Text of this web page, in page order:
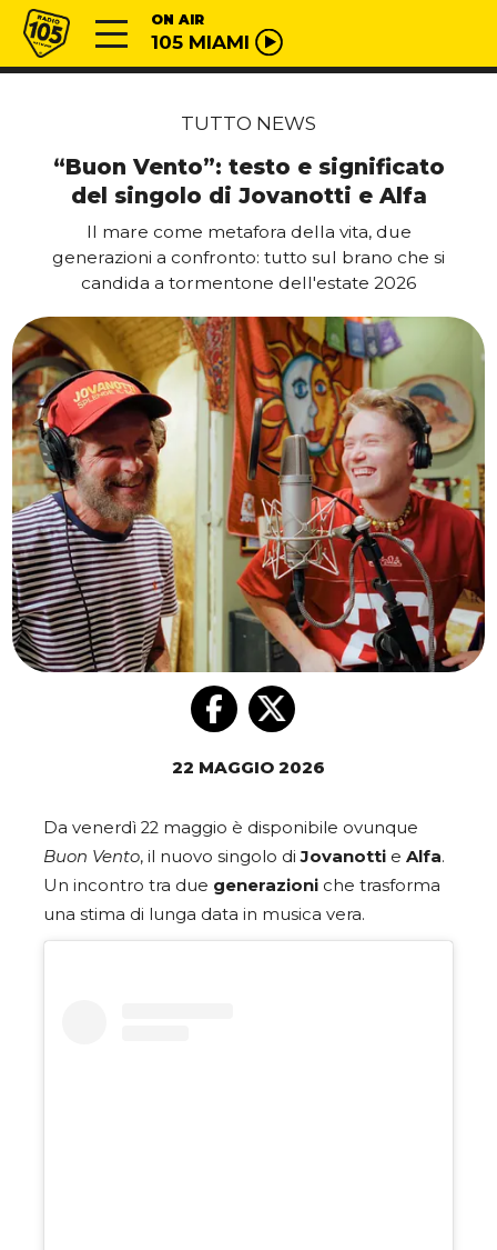
Vai al contenuto
Radio 105 ON AIR
105 MIAMI
TUTTO NEWS
“Buon Vento”: testo e significato
del singolo di Jovanotti e Alfa
Il mare come metafora della vita, due
generazioni a confronto: tutto sul brano che si
candida a tormentone dell'estate 2026
22 MAGGIO 2026
Da venerdì 22 maggio è disponibile ovunque
Buon Vento, il nuovo singolo diJovanotti e Alfa.
Un incontro tra due generazioni che trasforma
una stima di lunga data in musica vera.